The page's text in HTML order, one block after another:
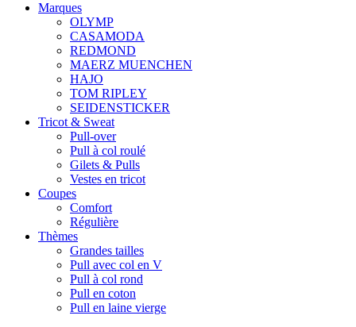
Marques
OLYMP
CASAMODA
REDMOND
MAERZ MUENCHEN
HAJO
TOM RIPLEY
SEIDENSTICKER
Tricot & Sweat
Pull-over
Pull à col roulé
Gilets & Pulls
Vestes en tricot
Coupes
Comfort
Régulière
Thèmes
Grandes tailles
Pull avec col en V
Pull à col rond
Pull en coton
Pull en laine vierge